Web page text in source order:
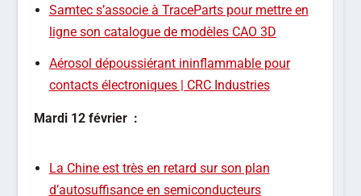
Samtec s’associe à TraceParts pour mettre en
ligne son catalogue de modèles CAO 3D
Aérosol dépoussiérant ininflammable pour
contacts électroniques | CRC Industries
Mardi 12 février :
La Chine est très en retard sur son plan
d’autosuffisance en semiconducteurs